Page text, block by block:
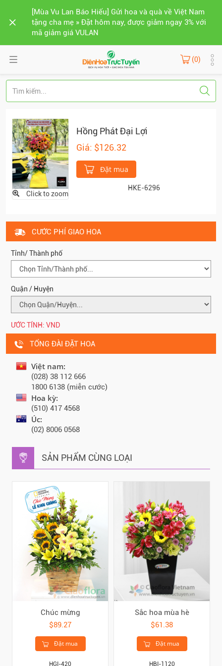
[Mùa Vu Lan Báo Hiếu] Gửi hoa và quà về Việt Nam
tặng cha mẹ » Đặt hôm nay, được giảm ngay 3% với
mã giảm giá VULAN
(0)
Click to zoom
Hồng Phát Đại Lợi
Giá: $126.32
Đặt mua
HKE-6296
CƯỚC PHÍ GIAO HOA
Tỉnh/ Thành phố
Quận / Huyện
ƯỚC TÍNH: VND
TỔNG ĐÀI ĐẶT HOA
Việt nam:
(028) 38 112 666
1800 6138 (miễn cước)
Hoa kỳ:
(510) 417 4568
Úc:
(02) 8006 0568
SẢN PHẨM CÙNG LOẠI
Chúc mừng
$89.27
Đặt mua
HGI-420
Sắc hoa mùa hè
$61.38
Đặt mua
HBI-1120